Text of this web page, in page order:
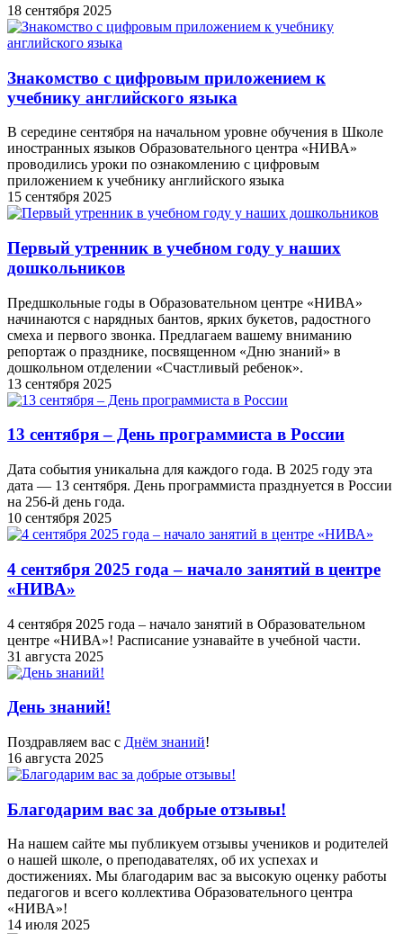
18 сентября 2025
Знакомство с цифровым приложением к
учебнику английского языка
В середине сентября на начальном уровне обучения в Школе
иностранных языков Образовательного центра «НИВА»
проводились уроки по ознакомлению с цифровым
приложением к учебнику английского языка
15 сентября 2025
Первый утренник в учебном году у наших
дошкольников
Предшкольные годы в Образовательном центре «НИВА»
начинаются с нарядных бантов, ярких букетов, радостного
смеха и первого звонка. Предлагаем вашему вниманию
репортаж о празднике, посвященном «Дню знаний» в
дошкольном отделении «Счастливый ребенок».
13 сентября 2025
13 сентября – День программиста в России
Дата события уникальна для каждого года. В 2025 году эта
дата — 13 сентября. День программиста празднуется в России
на 256-й день года.
10 сентября 2025
4 сентября 2025 года – начало занятий в центре
«НИВА»
4 сентября 2025 года – начало занятий в Образовательном
центре «НИВА»! Расписание узнавайте в учебной части.
31 августа 2025
День знаний!
Поздравляем вас с Днём знаний!
16 августа 2025
Благодарим вас за добрые отзывы!
На нашем сайте мы публикуем отзывы учеников и родителей
о нашей школе, о преподавателях, об их успехах и
достижениях. Мы благодарим вас за высокую оценку работы
педагогов и всего коллектива Образовательного центра
«НИВА»!
14 июля 2025